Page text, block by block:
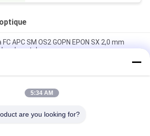
FC APC SM OS2 GOPN EPON SX 2,0 mm
de patch
recto de corde de Sc RPA Aqua Jacket
G657a
de mode unitaire de FTTH FTTA FTTX
5:34 AM
are you looking for?